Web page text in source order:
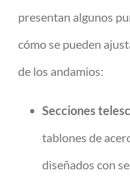
presentan algunos
cómo se pueden
de los andamios:
Secciones
tablones de
diseñados con